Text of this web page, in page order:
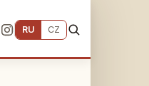
RU CZ